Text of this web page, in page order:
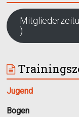
)
Jugend
Bogen